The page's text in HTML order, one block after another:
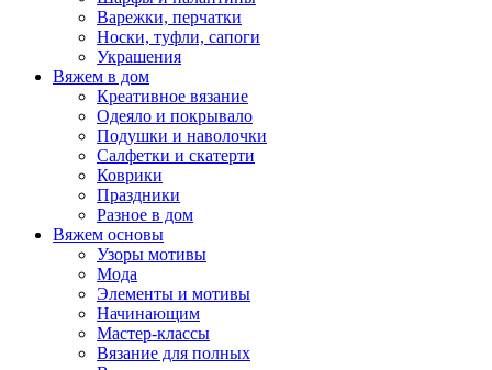
Варежки, перчатки
Носки, туфли, сапоги
Украшения
Вяжем в дом
Креативное вязание
Одеяло и покрывало
Подушки и наволочки
Салфетки и скатерти
Коврики
Праздники
Разное в дом
Вяжем основы
Узоры мотивы
Мода
Элементы и мотивы
Начинающим
Мастер-классы
Вязание для полных